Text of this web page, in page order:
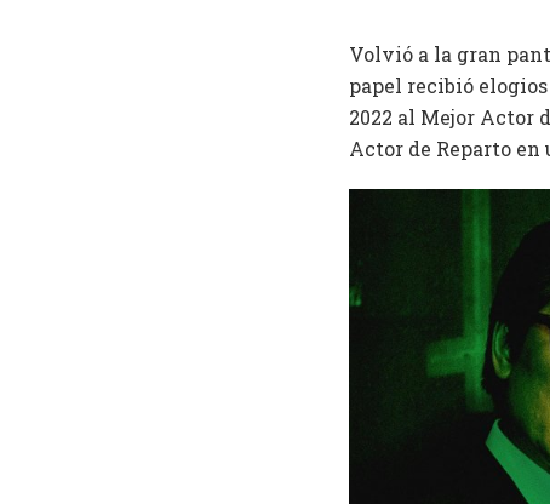
Volvió a la gran
papel recibió
2022 al Mejor Actor
Actor de Reparto en